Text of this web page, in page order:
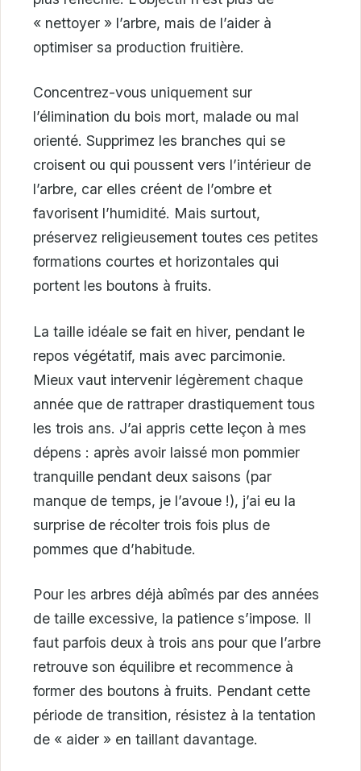
« nettoyer » l’arbre, mais de l’aider à
optimiser sa production fruitière.
Concentrez-vous uniquement sur
l’élimination du bois mort, malade ou mal
orienté. Supprimez les branches qui se
croisent ou qui poussent vers l’intérieur de
l’arbre, car elles créent de l’ombre et
favorisent l’humidité. Mais surtout,
préservez religieusement toutes ces petites
formations courtes et horizontales qui
portent les boutons à fruits.
La taille idéale se fait en hiver, pendant le
repos végétatif, mais avec parcimonie.
Mieux vaut intervenir légèrement chaque
année que de rattraper drastiquement tous
les trois ans. J’ai appris cette leçon à mes
dépens : après avoir laissé mon pommier
tranquille pendant deux saisons (par
manque de temps, je l’avoue !), j’ai eu la
surprise de récolter trois fois plus de
pommes que d’habitude.
Pour les arbres déjà abîmés par des années
de taille excessive, la patience s’impose. Il
faut parfois deux à trois ans pour que l’arbre
retrouve son équilibre et recommence à
former des boutons à fruits. Pendant cette
période de transition, résistez à la tentation
de « aider » en taillant davantage.